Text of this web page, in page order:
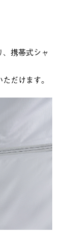
携帯式シャ
だけます。